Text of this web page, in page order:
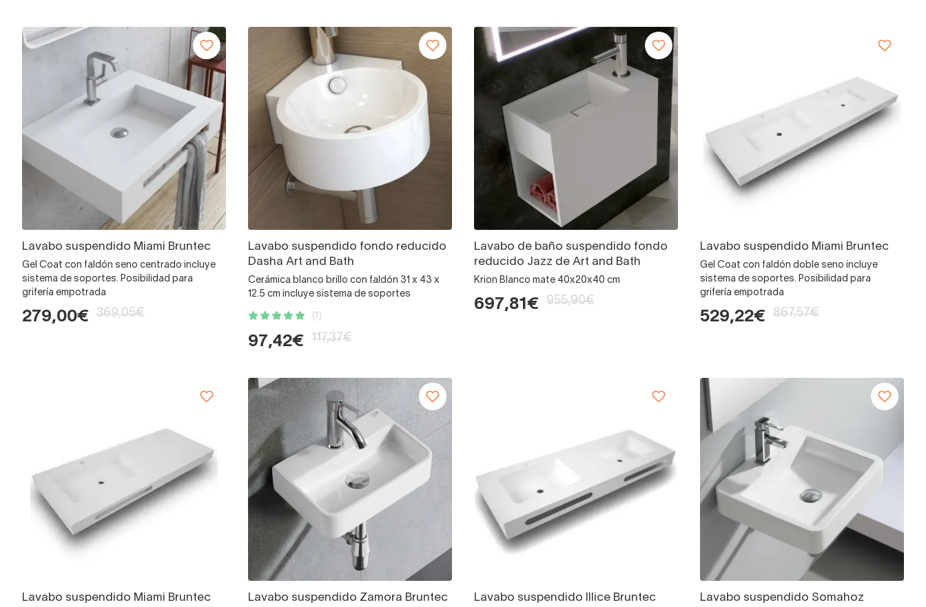
Lavabo suspendido Miami Bruntec
Gel Coat con faldón seno centrado incluye
sistema de soportes. Posibilidad para
grifería empotrada
279,00€ 369,05€
Lavabo suspendido fondo reducido
Dasha Art and Bath
Cerámica blanco brillo con faldón 31 x 43 x
12.5 cm incluye sistema de soportes
(1)
97,42€ 117,37€
Lavabo de baño suspendido fondo
reducido Jazz de Art and Bath
Krion Blanco mate 40x20x40 cm
697,81€ 955,90€
Lavabo suspendido Miami Bruntec
Gel Coat con faldón doble seno incluye
sistema de soportes. Posibilidad para
grifería empotrada
529,22€ 867,57€
Lavabo suspendido Miami Bruntec Lavabo suspendido Zamora Bruntec Lavabo suspendido Illice Bruntec
Lavabo suspendido Somahoz